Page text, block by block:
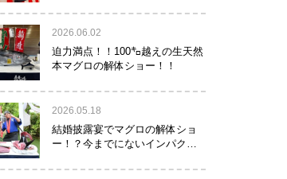
2026.06.02
迫力満点！！100㌔越えの生天然
本マグロの解体ショー！！
2026.05.18
結婚披露宴でマグロの解体ショ
ー！？今までにないインパクト
スメ！！